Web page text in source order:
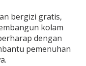
bergizi gratis,
kolam
dengan
pemenuhan